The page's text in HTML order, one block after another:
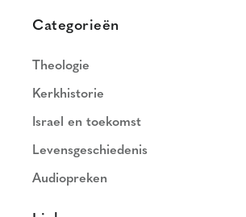
Categorieën
Theologie
Kerkhistorie
Israel en toekomst
Levensgeschiedenis
Audiopreken